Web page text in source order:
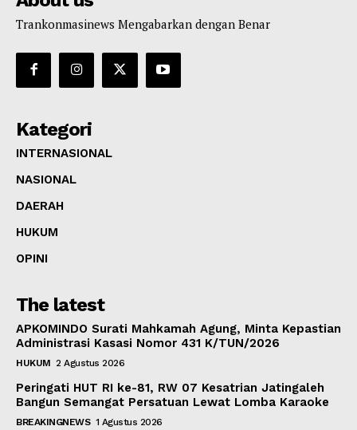
Trankonmasinews Mengabarkan dengan Benar
Kategori
INTERNASIONAL
NASIONAL
DAERAH
HUKUM
OPINI
The latest
APKOMINDO Surati Mahkamah Agung, Minta Kepastian
Administrasi Kasasi Nomor 431 K/TUN/2026
HUKUM 2 Agustus 2026
Peringati HUT RI ke-81, RW 07 Kesatrian Jatingaleh
Bangun Semangat Persatuan Lewat Lomba Karaoke
BREAKINGNEWS 1 Agustus 2026